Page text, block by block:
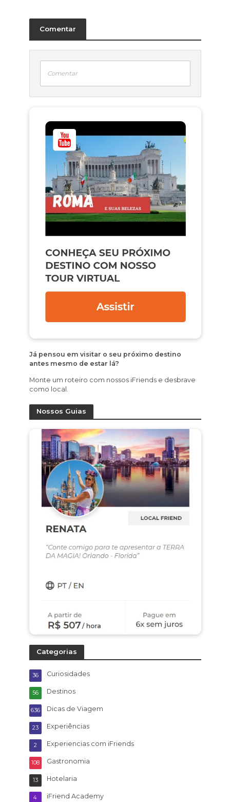
Comentar
Comentar
Já pensou em visitar o seu próximo destino
antes mesmo de estar lá?
Monte um roteiro com nossos iFriends e desbrave
como local.
Nossos Guias
Categorias
Curiosidades
36
Destinos
56
Dicas de Viagem
636
Experiências
23
Experiencias com iFriends
2
Gastronomia
108
Hotelaria
13
iFriend Academy
4